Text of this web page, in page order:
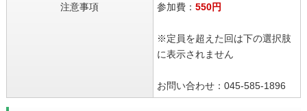
注意事項 参加費： 550円
※定員を超えた回は下の選択肢
に表示されません
お問い合わせ：045-585-1896